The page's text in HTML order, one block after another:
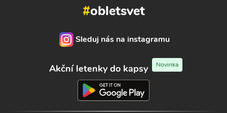
#obletsvet
Sleduj nás na instagramu
Akční letenky do kapsy Novinka